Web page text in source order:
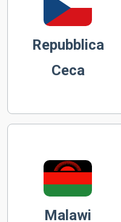
Repubblica
Ceca
Malawi